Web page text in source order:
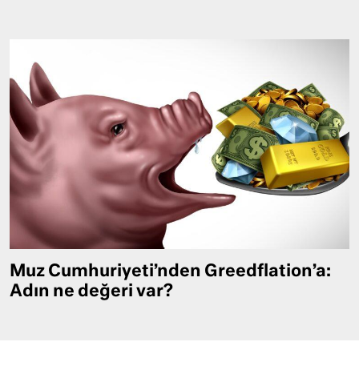
Muz Cumhuriyeti’nden Greedflation’a:
Adın ne değeri var?